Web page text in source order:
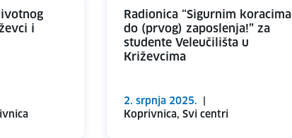
i
Radionica “Sigurnim koracima
do (prvog) zaposlenja!” za
studente Veleučilišta u
Križevcima
2. srpnja 2025.
Koprivnica, Svi centri